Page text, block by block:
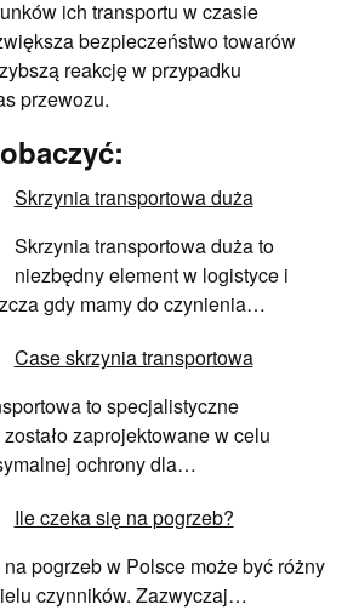
ich transportu w czasie
bezpieczeństwo towarów
reakcję w przypadku
przewozu.
Skrzynia transportowa duża
Skrzynia transportowa duża to
niezbędny element w logistyce i
gdy mamy do czynienia…
Case skrzynia transportowa
to specjalistyczne
zaprojektowane w celu
ochrony dla…
Ile czeka się na pogrzeb?
pogrzeb w Polsce może być różny
czynników. Zazwyczaj…